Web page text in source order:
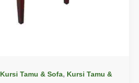
Kursi Tamu & Sofa, Kursi Tamu &